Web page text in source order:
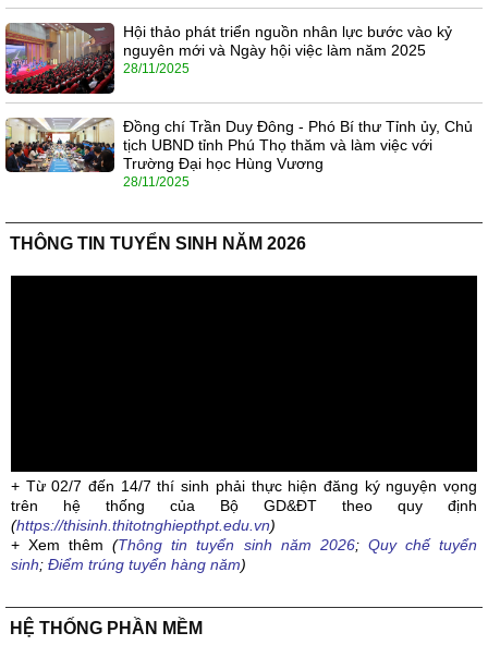
Hội thảo phát triển nguồn nhân lực bước vào kỷ
nguyên mới và Ngày hội việc làm năm 2025
28/11/2025
Đồng chí Trần Duy Đông - Phó Bí thư Tỉnh ủy, Chủ
tịch UBND tỉnh Phú Thọ thăm và làm việc với
Trường Đại học Hùng Vương
28/11/2025
THÔNG TIN TUYỂN SINH NĂM 2026
+ Từ 02/7 đến 14/7 thí sinh phải thực hiện đăng ký nguyện vọng
trên hệ thống của Bộ GD&ĐT theo quy định
(https://thisinh.thitotnghiepthpt.edu.vn)
+ Xem thêm(Thông tin tuyển sinh năm 2026; Quy chế tuyển
sinh; Điểm trúng tuyển hàng năm)
HỆ THỐNG PHẦN MỀM